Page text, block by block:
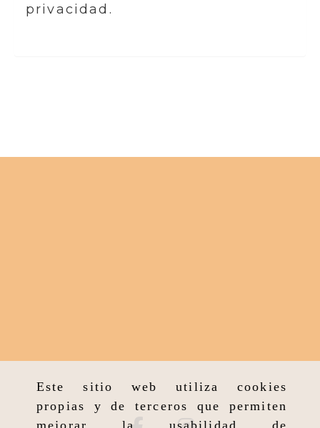
Este sitio web utiliza cookies
propias y de terceros que permiten
privacidad.